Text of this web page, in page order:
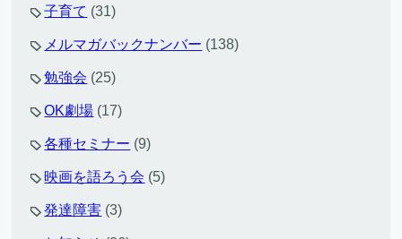
子育て (31)
メルマガバックナンバー (138)
勉強会 (25)
OK劇場 (17)
各種セミナー (9)
映画を語ろう会 (5)
発達障害 (3)